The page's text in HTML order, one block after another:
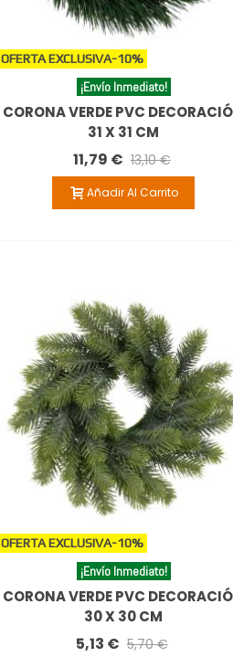
OFERTA EXCLUSIVA-10%
¡Envío Inmediato!
CORONA VERDE PVC
31 X 31 CM
11,79 € 13,10 €
Añadir Al Carrito
OFERTA EXCLUSIVA-10%
¡Envío Inmediato!
CORONA VERDE PVC
30 X 30 CM
5,13 € 5,70 €